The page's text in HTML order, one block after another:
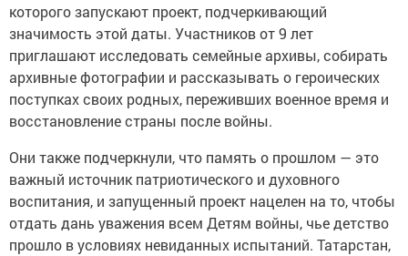
которого запускают проект, подчеркивающий
значимость этой даты. Участников от 9 лет
приглашают исследовать семейные архивы, собирать
архивные фотографии и рассказывать о героических
поступках своих родных, переживших военное время и
восстановление страны после войны.
Они также подчеркнули, что память о прошлом — это
важный источник патриотического и духовного
воспитания, и запущенный проект нацелен на то, чтобы
отдать дань уважения всем Детям войны, чье детство
прошло в условиях невиданных испытаний. Татарстан,